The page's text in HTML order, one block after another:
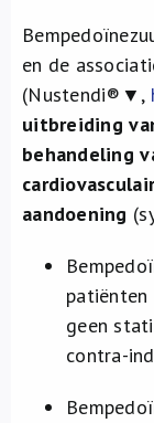
en de
(Nustendi®▼,
uitbreiding
behandeling
aandoening
geen
contra-